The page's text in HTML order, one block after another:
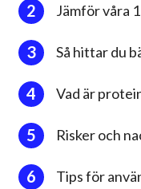
Jämför våra
Så hittar du
Vad är
Risker och
Tips för